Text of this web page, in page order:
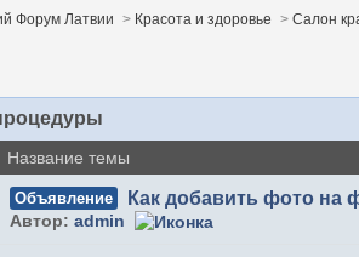
Форум Латвии > Красота и здоровье > Салон
Название темы
Объявление Как добавить фото на
Автор:admin